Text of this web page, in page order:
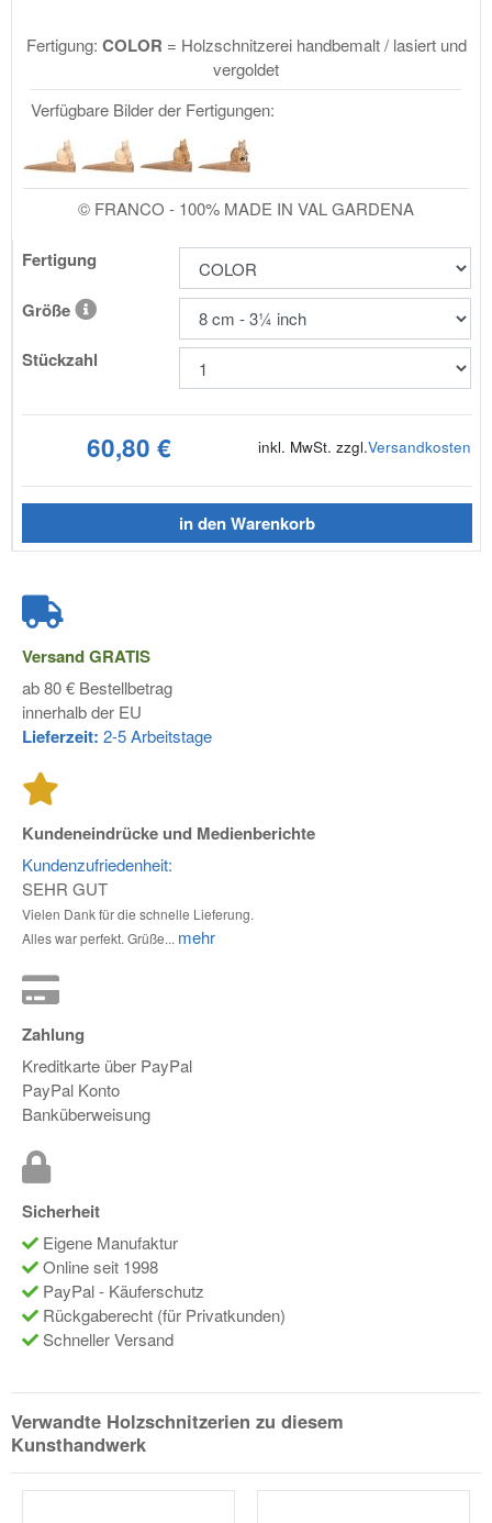
Fertigung: COLOR = Holzschnitzerei handbemalt / lasiert und
vergoldet
Verfügbare Bilder der Fertigungen:
© FRANCO - 100% MADE IN VAL GARDENA
Fertigung
Größe
Stückzahl
60,80 € inkl. MwSt. zzgl.Versandkosten
in den Warenkorb
VersandGRATIS
ab 80 € Bestellbetrag
innerhalb der EU
Lieferzeit: 2-5 Arbeitstage
Kundeneindrücke und Medienberichte
Kundenzufriedenheit:
SEHR GUT
Vielen Dank für die schnelle Lieferung.
Alles war perfekt. Grüße... mehr
Zahlung
Kreditkarte über PayPal
PayPal Konto
Banküberweisung
Sicherheit
Eigene Manufaktur
Online seit 1998
PayPal - Käuferschutz
Rückgaberecht (für Privatkunden)
Schneller Versand
Verwandte Holzschnitzerien zu diesem
Kunsthandwerk